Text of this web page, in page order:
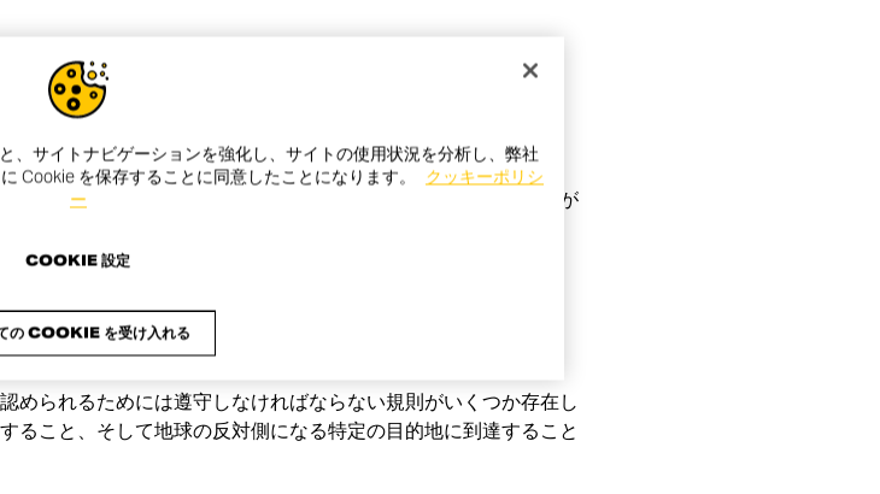
ヘルスの認知度や健康意識を高めるチャリティー活動を行って
イベント「The Distinguished Gentleman’s Ride」を通してつなが
ベントに参加しています。彼らの活動は、男性の自殺を減ら
ます。
められるためには遵守しなければならない規則がいくつか存在し
ること、そして地球の反対側になる特定の目的地に到達すること
、サイトナビゲーションを強化し、サイトの使用状況を分析し、弊社
Cookie を保存することに同意したことになります。
クッキーポリシ
ー
の COOKIE を受け入れる
COOKIE 設定